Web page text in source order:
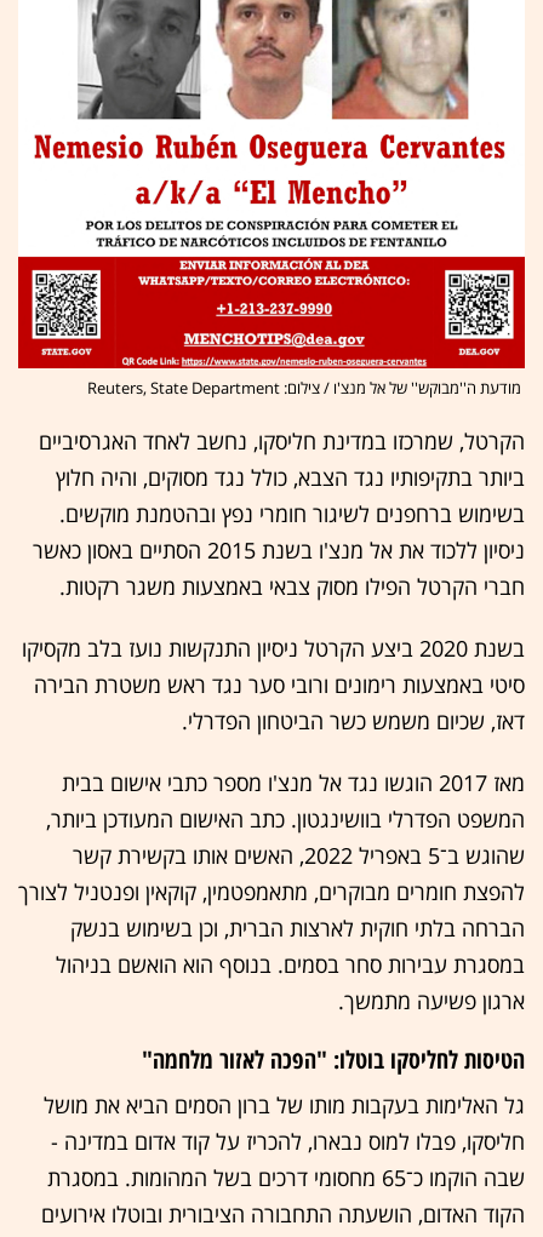
מודעת ה''מבוקש'' של אל מנצ'ו / צילום: Reuters, State Department
הקרטל, שמרכזו במדינת חליסקו, נחשב לאחד האגרסיביים
ביותר בתקיפותיו נגד הצבא, כולל נגד מסוקים, והיה חלוץ
בשימוש ברחפנים לשיגור חומרי נפץ ובהטמנת מוקשים.
ניסיון ללכוד את אל מנצ'ו בשנת 2015 הסתיים באסון כאשר
חברי הקרטל הפילו מסוק צבאי באמצעות משגר רקטות.
בשנת 2020 ביצע הקרטל ניסיון התנקשות נועז בלב מקסיקו
סיטי באמצעות רימונים ורובי סער נגד ראש משטרת הבירה
דאז, שכיום משמש כשר הביטחון הפדרלי.
מאז 2017 הוגשו נגד אל מנצ'ו מספר כתבי אישום בבית
המשפט הפדרלי בוושינגטון. כתב האישום המעודכן ביותר,
שהוגש ב־5 באפריל 2022, האשים אותו בקשירת קשר
להפצת חומרים מבוקרים, מתאמפטמין, קוקאין ופנטניל לצורך
הברחה בלתי חוקית לארצות הברית, וכן בשימוש בנשק
במסגרת עבירות סחר בסמים. בנוסף הוא הואשם בניהול
ארגון פשיעה מתמשך.
הטיסות לחליסקו בוטלו: "הפכה לאזור מלחמה"
גל האלימות בעקבות מותו של ברון הסמים הביא את מושל
חליסקו, פבלו למוס נבארו, להכריז על קוד אדום במדינה -
שבה הוקמו כ־65 מחסומי דרכים בשל המהומות. במסגרת
הקוד האדום, הושעתה התחבורה הציבורית ובוטלו אירועים